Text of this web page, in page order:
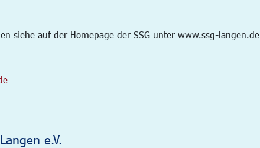
siehe auf der Homepage der SSG unter www.ssg-langen.de
e.V.